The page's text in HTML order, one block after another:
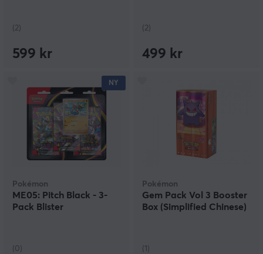
(2)
599 kr
(2)
499 kr
NY
Pokémon
ME05: Pitch Black - 3-
Pack Blister
(0)
Pokémon
Gem Pack Vol 3 Booster
Box (Simplified Chinese)
(1)